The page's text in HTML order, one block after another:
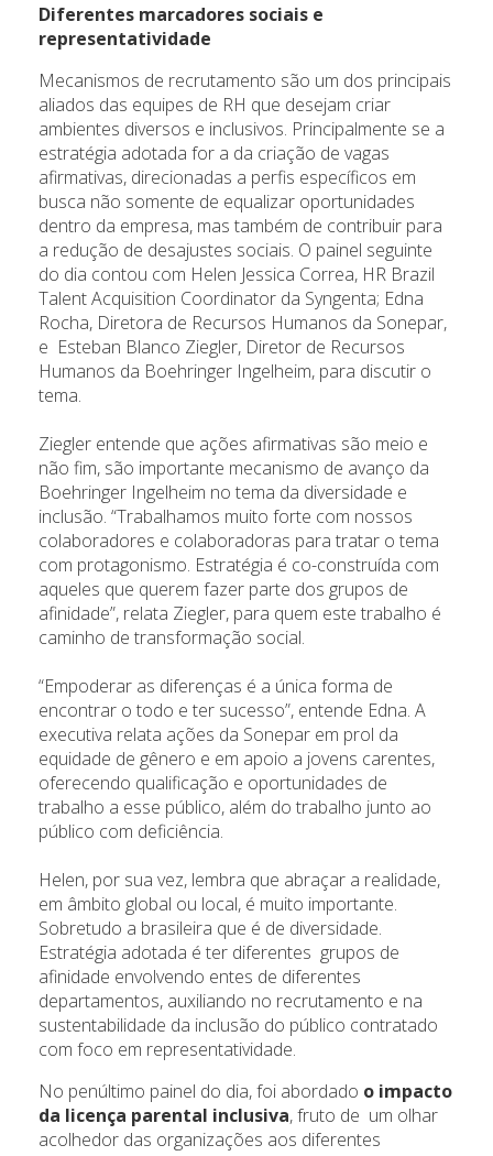
Diferentes marcadores sociais e
representatividade
Mecanismos de recrutamento são um dos principais
aliados das equipes de RH que desejam criar
ambientes diversos e inclusivos. Principalmente se a
estratégia adotada for a da criação de vagas
afirmativas, direcionadas a perfis específicos em
busca não somente de equalizar oportunidades
dentro da empresa, mas também de contribuir para
a redução de desajustes sociais. O painel seguinte
do dia contou com Helen Jessica Correa, HR Brazil
Talent Acquisition Coordinator da Syngenta; Edna
Rocha, Diretora de Recursos Humanos da Sonepar,
e Esteban Blanco Ziegler, Diretor de Recursos
Humanos da Boehringer Ingelheim, para discutir o
tema.
Ziegler entende que ações afirmativas são meio e
não fim, são importante mecanismo de avanço da
Boehringer Ingelheim no tema da diversidade e
inclusão. “Trabalhamos muito forte com nossos
colaboradores e colaboradoras para tratar o tema
com protagonismo. Estratégia é co-construída com
aqueles que querem fazer parte dos grupos de
afinidade”, relata Ziegler, para quem este trabalho é
caminho de transformação social.
“Empoderar as diferenças é a única forma de
encontrar o todo e ter sucesso”, entende Edna. A
executiva relata ações da Sonepar em prol da
equidade de gênero e em apoio a jovens carentes,
oferecendo qualificação e oportunidades de
trabalho a esse público, além do trabalho junto ao
público com deficiência.
Helen, por sua vez, lembra que abraçar a realidade,
em âmbito global ou local, é muito importante.
Sobretudo a brasileira que é de diversidade.
Estratégia adotada é ter diferentes grupos de
afinidade envolvendo entes de diferentes
departamentos, auxiliando no recrutamento e na
sustentabilidade da inclusão do público contratado
com foco em representatividade.
No penúltimo painel do dia, foi abordado o impacto
da licença parental inclusiva, fruto de um olhar
acolhedor das organizações aos diferentes